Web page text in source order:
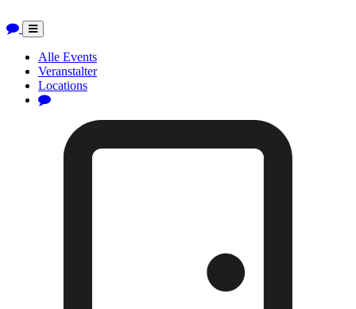
Toggle
navigation
Alle Events
Veranstalter
Locations